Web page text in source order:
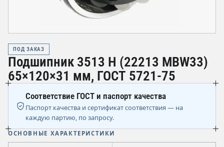
ПОД ЗАКАЗ
Подшипник 3513 Н (22213 MBW33)
65×120×31 мм, ГОСТ 5721-75
Соответствие ГОСТ и паспорт качества
Паспорт качества и сертификат соответствия — на
каждую партию, по запросу.
ОСНОВНЫЕ ХАРАКТЕРИСТИКИ